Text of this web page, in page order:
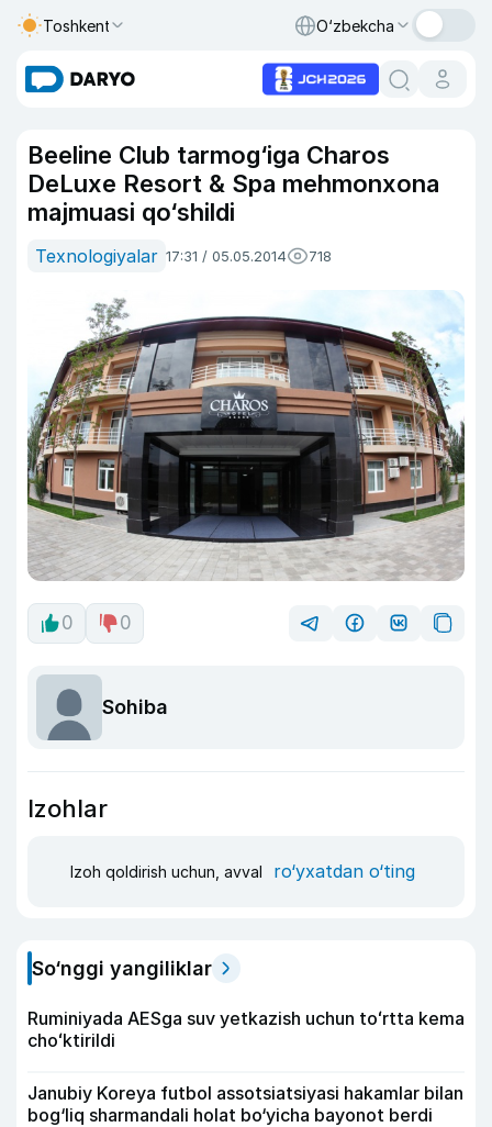
Toshkent O‘zbekcha
Beeline Club tarmog‘iga Charos
DeLuxe Resort & Spa mehmonxona
majmuasi qo‘shildi
Texnologiyalar 17:31 / 05.05.2014 718
0 0
Sohiba
Izohlar
Izoh qoldirish uchun, avval ro‘yxatdan o‘ting
So‘nggi yangiliklar
Ruminiyada AESga suv yetkazish uchun toʻrtta kema
choʻktirildi
Janubiy Koreya futbol assotsiatsiyasi hakamlar bilan
bog‘liq sharmandali holat bo‘yicha bayonot berdi